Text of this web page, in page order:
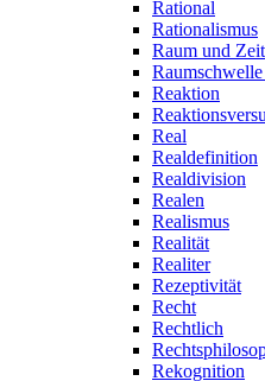
Rational
Rationalismus
Raum und Zeit
Reaktion
Real
Realdefinition
Realdivision
Realen
Realismus
Realität
Realiter
Rezeptivität
Recht
Rechtlich
Rekognition